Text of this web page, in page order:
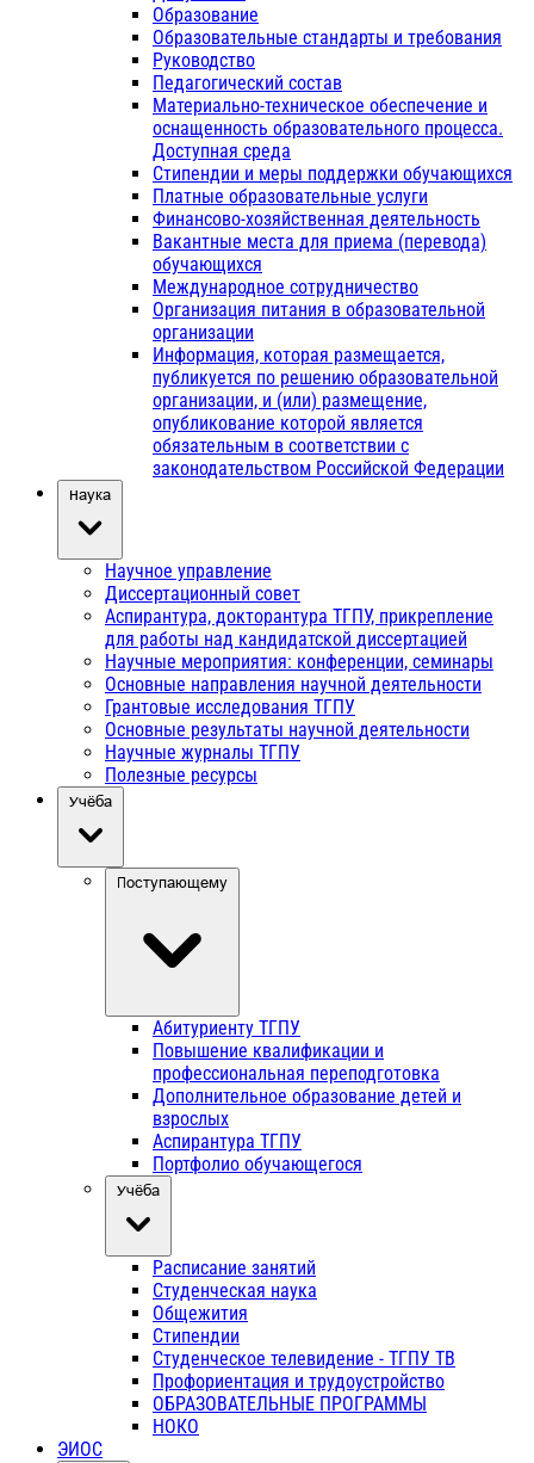
Образование
Образовательные стандарты и требования
Руководство
Педагогический состав
Материально-техническое обеспечение и
оснащенность образовательного процесса.
Доступная среда
Стипендии и меры поддержки обучающихся
Платные образовательные услуги
Финансово-хозяйственная деятельность
Вакантные места для приема (перевода)
обучающихся
Международное сотрудничество
Организация питания в образовательной
организации
Информация, которая размещается,
публикуется по решению образовательной
организации, и (или) размещение,
опубликование которой является
обязательным в соответствии с
законодательством Российской Федерации
Наука
Научное управление
Диссертационный совет
Аспирантура, докторантура ТГПУ, прикрепление
для работы над кандидатской диссертацией
Научные мероприятия: конференции, семинары
Основные направления научной деятельности
Грантовые исследования ТГПУ
Основные результаты научной деятельности
Научные журналы ТГПУ
Полезные ресурсы
Учёба
Поступающему
Абитуриенту ТГПУ
Повышение квалификации и
профессиональная переподготовка
Дополнительное образование детей и
взрослых
Аспирантура ТГПУ
Портфолио обучающегося
Учёба
Расписание занятий
Студенческая наука
Общежития
Стипендии
Студенческое телевидение - ТГПУ ТВ
Профориентация и трудоустройство
ОБРАЗОВАТЕЛЬНЫЕ ПРОГРАММЫ
НОКО
ЭИОС